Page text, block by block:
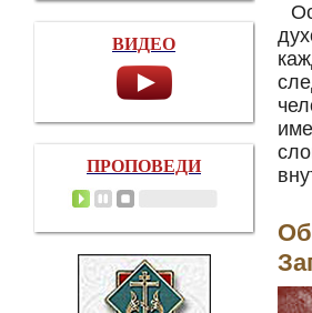
ВИДЕО
ПРОПОВЕДИ